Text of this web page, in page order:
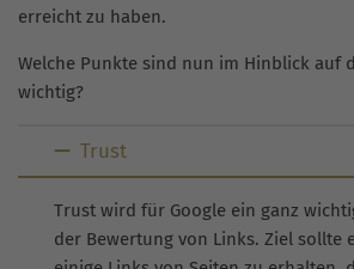
erreicht zu haben.
Welche Punkte sind nun im Hinblick auf
wichtig?
Trust
Trust wird für Google ein ganz
der Bewertung von Links. Ziel sollte